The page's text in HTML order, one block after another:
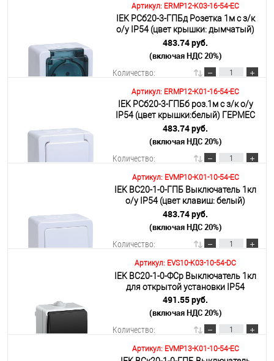
В корзину
Подробнее
Артикул: ERMP12-K03-16-54-EC
IEK РСб20-3-ГПБд Розетка 1м с з/к
о/у IP54 (цвет крышки: дымчатый)
ГЕРМЕС PLUS
483.74 руб.
(включая НДС 20%)
Количество:
В корзину
Подробнее
Артикул: ERMP12-K01-16-54-EC
IEK РСб20-3-ГПБб роз.1м с з/к о/у
IP54 (цвет крышки:белый) ГЕРМЕС
PLUS
483.74 руб.
(включая НДС 20%)
Количество:
В корзину
Подробнее
Артикул: EVMP10-K01-10-54-EC
IEK ВС20-1-0-ГПБ Выключатель 1кл
о/у IP54 (цвет клавиш: белый)
ГЕРМЕС PLUS
483.74 руб.
(включая НДС 20%)
Количество:
В корзину
Подробнее
Артикул: EVS10-K03-10-54-DC
IEK ВС20-1-0-ФСр Выключатель 1кл
для открытой установки IP54
491.55 руб.
(включая НДС 20%)
Количество:
Артикул: EVMP13-K01-10-54-EC